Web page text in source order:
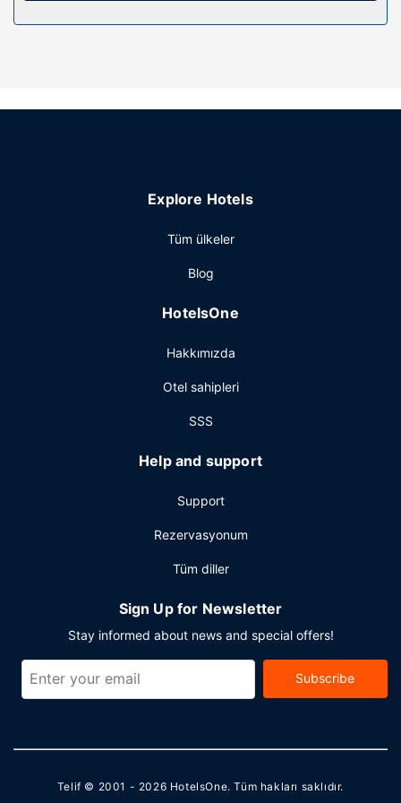
misafirler için ayrıca düğün organizasyonu hizmeti, lobide
kahvaltı servisi yapılmaktadır.
valiz dolabı mevcuttur. Karavan/otobüs/kamyon otoparkı
Explore Hotels
Tüm ülkeler
Blog
HotelsOne
Hakkımızda
Otel sahipleri
SSS
Help and support
Support
Rezervasyonum
Tüm diller
Sign Up for Newsletter
Stay informed about news and special offers!
Subscribe
Telif © 2001 - 2026 HotelsOne. Tüm hakları saklıdır.